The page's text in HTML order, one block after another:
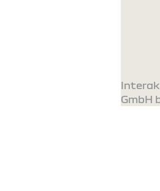
GmbH